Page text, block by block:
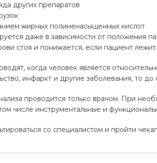
других препаратов
жирных полиненасыщенных кислот
даже в зависимости от положения
стоя и понижается, если пациент лежит.
когда человек является
инфаркт и другие заболевания, то
проводится только врачом. При
числе инструментальные и
со специалистом и пройти